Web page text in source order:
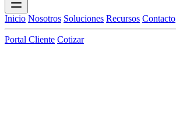
Inicio Nosotros Soluciones Recursos Contacto
Portal Cliente Cotizar